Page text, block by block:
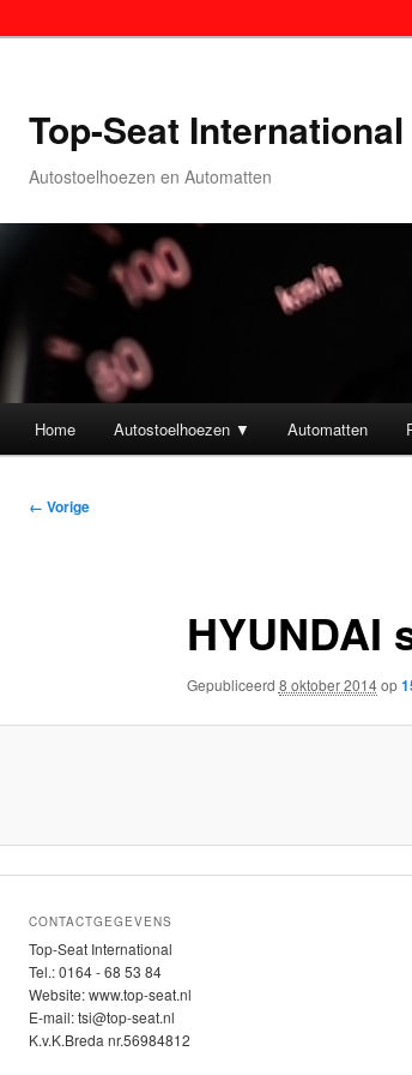
Top-Seat International
Autostoelhoezen en Automatten
Spring
Spring
Home Autostoelhoezen ▼ Automatten
Afbeeldingsnavigatie
← Vorige
HYUNDAI
Gepubliceerd 8 oktober 2014op
CONTACTGEGEVENS
Top-Seat International
Tel.: 0164 - 68 53 84
Website: www.top-seat.nl
E-mail: tsi@top-seat.nl
K.v.K.Breda nr.56984812